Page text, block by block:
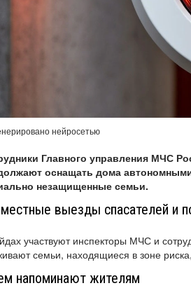
нейросетью
Главного управления МЧС
оснащать дома
незащищенные семьи.
выезды спасателей и
участвуют инспекторы МЧС и
семьи, находящиеся в зоне
напоминают жителям